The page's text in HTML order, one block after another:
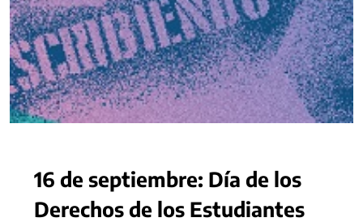
16 de septiembre: Día de los
Derechos de los Estudiantes